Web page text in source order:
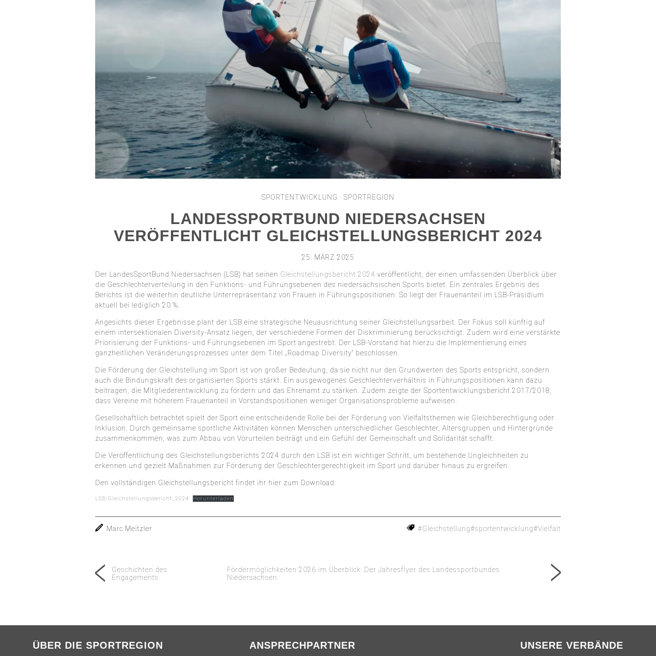
SPORTENTWICKLUNG · SPORTREGION
LANDESSPORTBUND NIEDERSACHSEN
VERÖFFENTLICHT GLEICHSTELLUNGSBERICHT 2024
25. MÄRZ 2025
Der LandesSportBund Niedersachsen (LSB) hat seinen Gleichstellungsbericht 2024 veröffentlicht, der einen umfassenden Überblick über
die Geschlechterverteilung in den Funktions- und Führungsebenen des niedersächsischen Sports bietet. Ein zentrales Ergebnis des
Berichts ist die weiterhin deutliche Unterrepräsentanz von Frauen in Führungspositionen. So liegt der Frauenanteil im LSB-Präsidium
aktuell bei lediglich 20 %.
Angesichts dieser Ergebnisse plant der LSB eine strategische Neuausrichtung seiner Gleichstellungsarbeit. Der Fokus soll künftig auf
einem intersektionalen Diversity-Ansatz liegen, der verschiedene Formen der Diskriminierung berücksichtigt. Zudem wird eine verstärkte
Priorisierung der Funktions- und Führungsebenen im Sport angestrebt. Der LSB-Vorstand hat hierzu die Implementierung eines
ganzheitlichen Veränderungsprozesses unter dem Titel „Roadmap Diversity“ beschlossen.
Die Förderung der Gleichstellung im Sport ist von großer Bedeutung, da sie nicht nur den Grundwerten des Sports entspricht, sondern
auch die Bindungskraft des organisierten Sports stärkt. Ein ausgewogenes Geschlechterverhältnis in Führungspositionen kann dazu
beitragen, die Mitgliederentwicklung zu fördern und das Ehrenamt zu stärken. Zudem zeigte der Sportentwicklungsbericht 2017/2018,
dass Vereine mit höherem Frauenanteil in Vorstandspositionen weniger Organisationsprobleme aufweisen.
Gesellschaftlich betrachtet spielt der Sport eine entscheidende Rolle bei der Förderung von Vielfaltsthemen wie Gleichberechtigung oder
Inklusion. Durch gemeinsame sportliche Aktivitäten können Menschen unterschiedlicher Geschlechter, Altersgruppen und Hintergründe
zusammenkommen, was zum Abbau von Vorurteilen beiträgt und ein Gefühl der Gemeinschaft und Solidarität schafft.
Die Veröffentlichung des Gleichstellungsberichts 2024 durch den LSB ist ein wichtiger Schritt, um bestehende Ungleichheiten zu
erkennen und gezielt Maßnahmen zur Förderung der Geschlechtergerechtigkeit im Sport und darüber hinaus zu ergreifen.
Den vollständigen Gleichstellungsbericht findet ihr hier zum Download:
LSB-Gleichstellungsbericht_2024 Herunterladen
Marc Meitzler #Gleichstellung#sportentwicklung#Vielfalt
Geschichten des
Engagements
Fördermöglichkeiten 2026 im Überblick: Der Jahresflyer des Landessportbundes
Niedersachsen
ÜBER DIE SPORTREGION ANSPRECHPARTNER UNSERE VERBÄNDE